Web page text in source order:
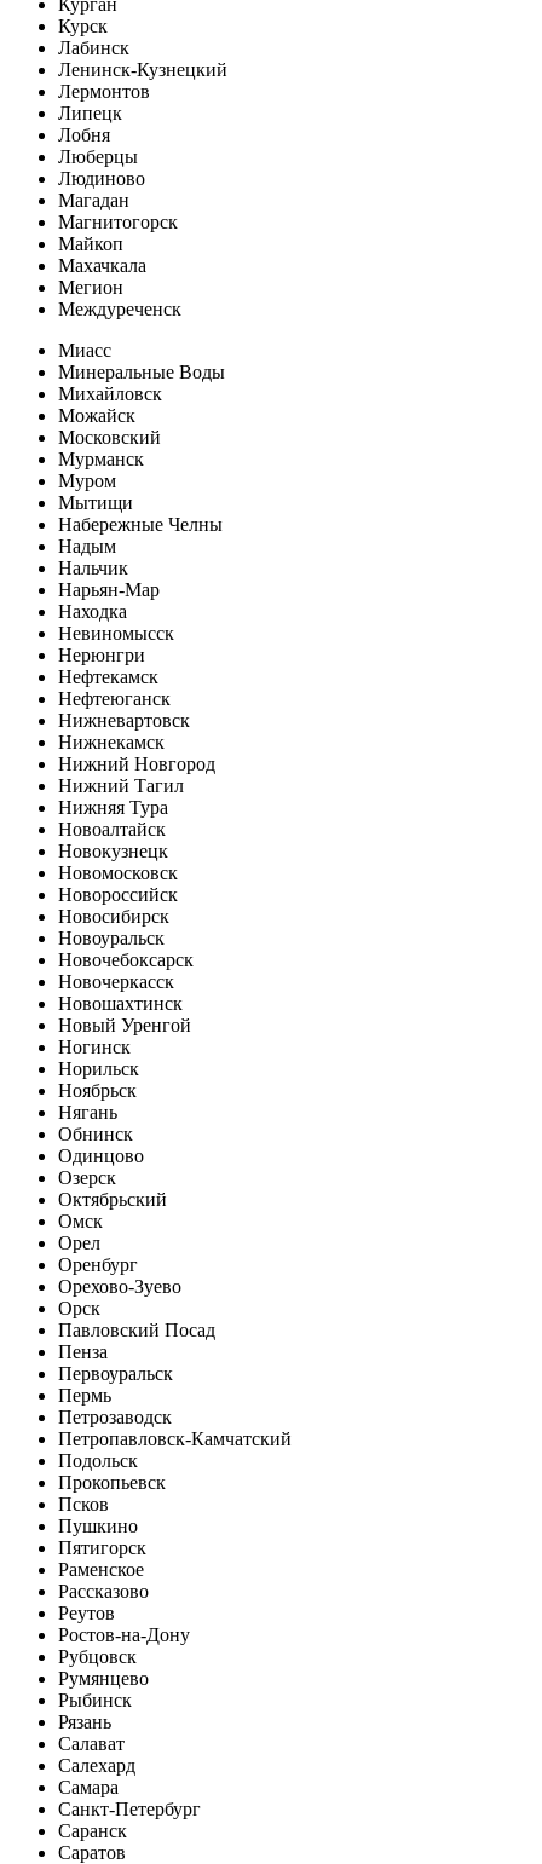
Курск
Лабинск
Ленинск-Кузнецкий
Лермонтов
Липецк
Лобня
Люберцы
Людиново
Магадан
Магнитогорск
Майкоп
Махачкала
Мегион
Междуреченск
Миасс
Минеральные Воды
Михайловск
Можайск
Московский
Мурманск
Муром
Мытищи
Набережные Челны
Надым
Нальчик
Нарьян-Мар
Находка
Невиномысск
Нерюнгри
Нефтекамск
Нефтеюганск
Нижневартовск
Нижнекамск
Нижний Новгород
Нижний Тагил
Нижняя Тура
Новоалтайск
Новокузнецк
Новомосковск
Новороссийск
Новосибирск
Новоуральск
Новочебоксарск
Новочеркасск
Новошахтинск
Новый Уренгой
Ногинск
Норильск
Ноябрьск
Нягань
Обнинск
Одинцово
Озерск
Октябрьский
Омск
Орел
Оренбург
Орехово-Зуево
Орск
Павловский Посад
Пенза
Первоуральск
Пермь
Петрозаводск
Петропавловск-Камчатский
Подольск
Прокопьевск
Псков
Пушкино
Пятигорск
Раменское
Рассказово
Реутов
Ростов-на-Дону
Рубцовск
Румянцево
Рыбинск
Рязань
Салават
Салехард
Самара
Санкт-Петербург
Саранск
Саратов